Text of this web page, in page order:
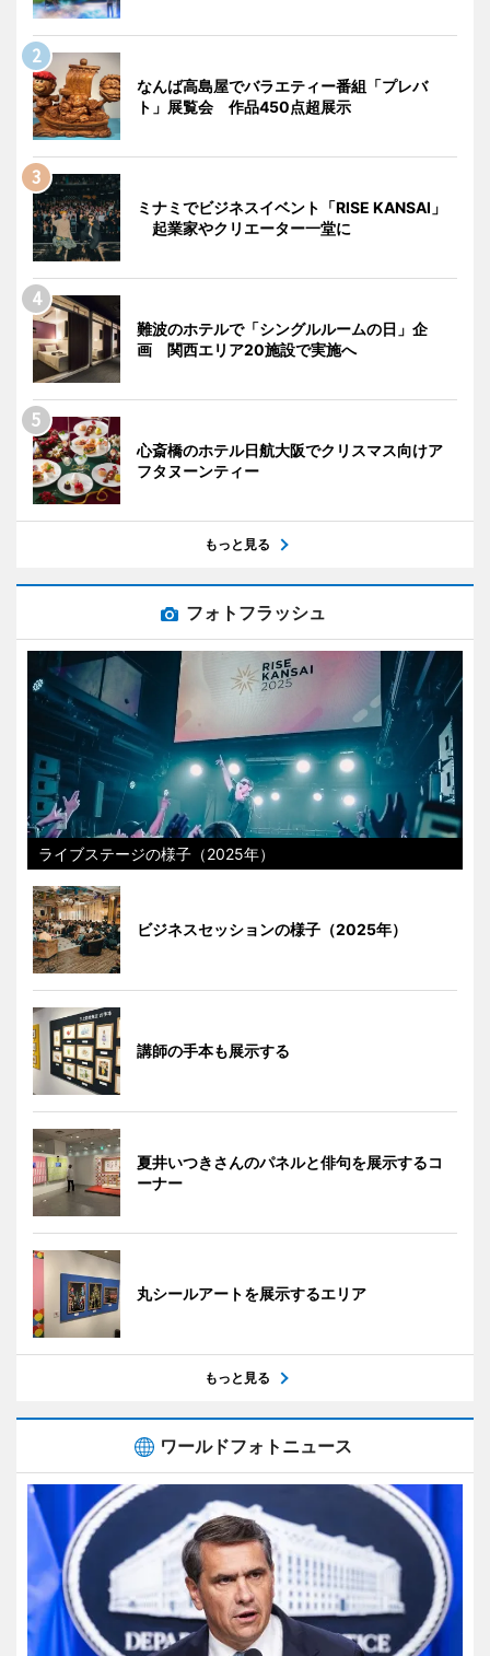
なんば高島屋でバラエティー番組「プレバ
ト」展覧会 作品450点超展示
ミナミでビジネスイベント「RISE KANSAI」
起業家やクリエーター一堂に
難波のホテルで「シングルルームの日」企
画 関西エリア20施設で実施へ
心斎橋のホテル日航大阪でクリスマス向けア
フタヌーンティー
もっと見る
フォトフラッシュ
ライブステージの様子（2025年）
ビジネスセッションの様子（2025年）
講師の手本も展示する
夏井いつきさんのパネルと俳句を展示するコ
ーナー
丸シールアートを展示するエリア
もっと見る
ワールドフォトニュース